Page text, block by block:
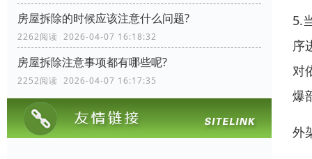
房屋拆除的时候应该注意什么问题?
2262阅读 2026-04-07 16:18:32
房屋拆除注意事项都有哪些呢?
2252阅读 2026-04-07 16:17:35
5.
序
对
爆
外